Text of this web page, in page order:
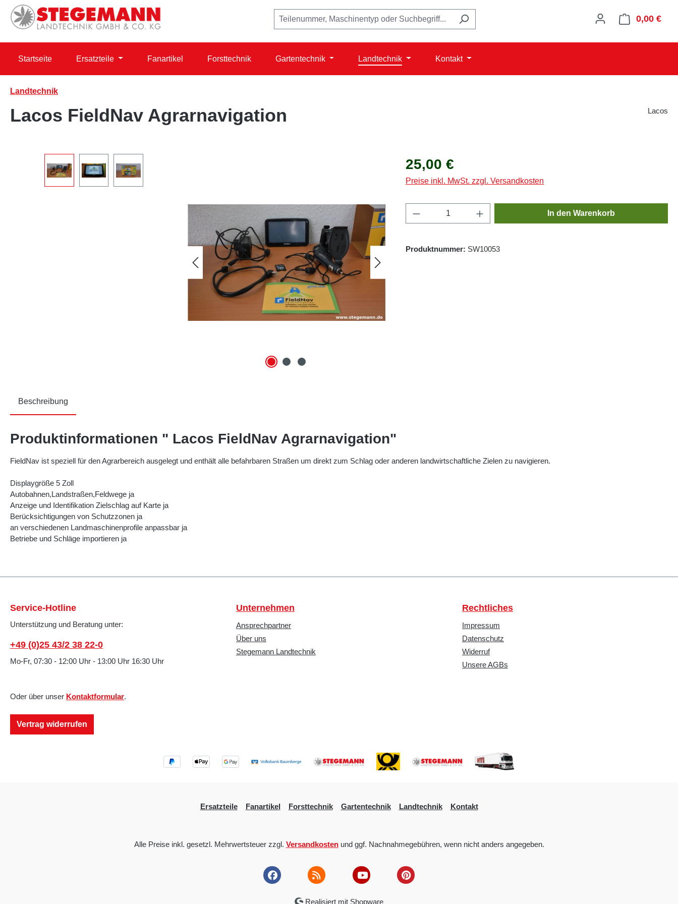
Hauptinhalt springen
Zur Suche springen
Zur Hauptnavigation springen
0,00 €
Startseite Ersatzteile Fanartikel Forsttechnik Gartentechnik Landtechnik Kontakt
Landtechnik
Lacos FieldNav Agrarnavigation Lacos
Regulärer Preis:
25,00 €
Preise inkl. MwSt. zzgl. Versandkosten
Produkt Anzahl: Gib den gewünschten Wert ein
In den Warenkorb
Produktnummer: SW10053
Beschreibung
Produktinformationen " Lacos FieldNav Agrarnavigation"
FieldNav ist speziell für den Agrarbereich ausgelegt und enthält alle befahrbaren Straßen um direkt zum Schlag oder anderen landwirtschaftliche Zielen zu navigieren.
Displaygröße 5 Zoll
Autobahnen,Landstraßen,Feldwege ja
Anzeige und Identifikation Zielschlag auf Karte ja
Berücksichtigungen von Schutzzonen ja
an verschiedenen Landmaschinenprofile anpassbar ja
Betriebe und Schläge importieren ja
Service-Hotline
Unterstützung und Beratung unter:
+49 (0)25 43/2 38 22-0
Mo-Fr, 07:30 - 12:00 Uhr - 13:00 Uhr 16:30 Uhr
Oder über unser Kontaktformular.
Vertrag widerrufen
Unternehmen
Ansprechpartner
Über uns
Stegemann Landtechnik
Rechtliches
Impressum
Datenschutz
Widerruf
Unsere AGBs
Ersatzteile Fanartikel Forsttechnik Gartentechnik Landtechnik Kontakt
Alle Preise inkl. gesetzl. Mehrwertsteuer zzgl. Versandkostenund ggf. Nachnahmegebühren, wenn nicht anders angegeben.
Realisiert mit Shopware